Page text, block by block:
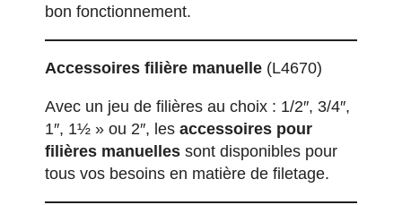
bon fonctionnement.
Accessoires filière manuelle (L4670)
Avec un jeu de filières au choix : 1/2″, 3/4″,
1″, 1½ » ou 2″, les accessoires pour
filières manuelles sont disponibles pour
tous vos besoins en matière de filetage.